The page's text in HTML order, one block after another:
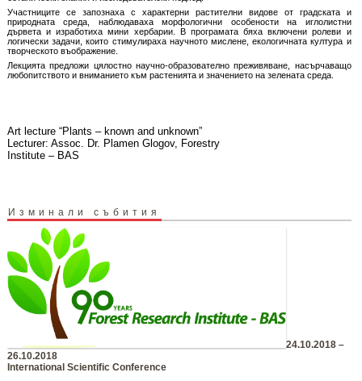
Участниците се запознаха с характерни растителни видове от градската и
природната среда, наблюдаваха морфологични особености на иглолистни
дървета и изработиха мини хербарии. В програмата бяха включени ролеви и
логически задачи, които стимулираха научното мислене, екологичната култура и
творческото въображение.
Лекцията предложи цялостно научно-образователно преживяване, насърчаващо
любопитството и вниманието към растенията и значението на зелената среда.
Art lecture “Plants – known and unknown”
Lecturer: Assoc. Dr. Plamen Glogov, Forestry
Institute – BAS
Изминали събития
24.10.2018 –
26.10.2018
International Scientific Conference